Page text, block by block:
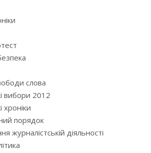
слова
вибори 2012
хроніки
порядок
журналістській діяльності